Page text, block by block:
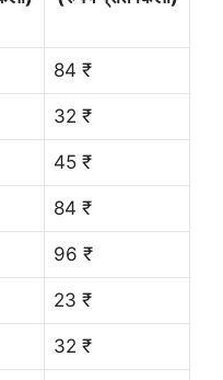
84 ₹
32 ₹
45 ₹
84 ₹
96 ₹
23 ₹
32 ₹